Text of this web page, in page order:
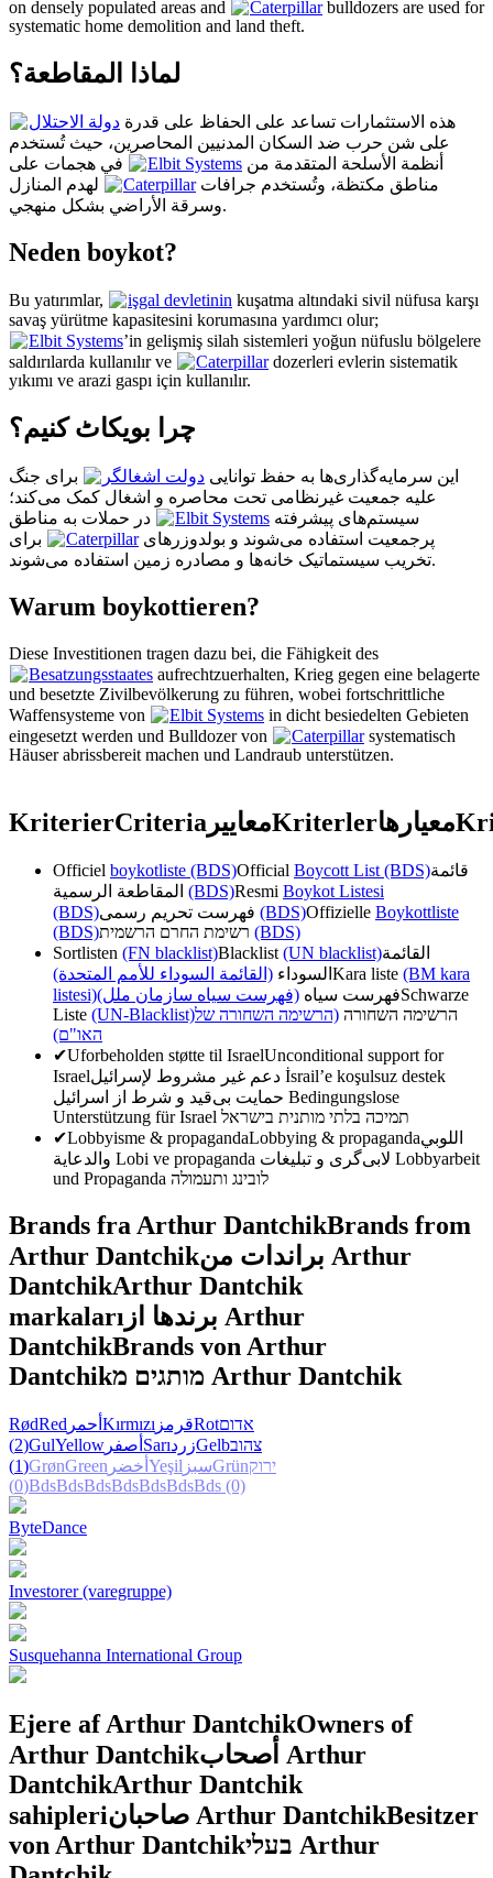
on densely populated areas and
Caterpillarbulldozers are used for
systematic home demolition and land theft.
لماذا المقاطعة؟
هذه الاستثمارات تساعد على الحفاظ على قدرة دولة الاحتلال
على شن حرب ضد السكان المدنيين المحاصرين، حيث تُستخدم
أنظمة الأسلحة المتقدمة من Elbit Systems
في هجمات على
مناطق مكتظة، وتُستخدم جرافاتCaterpillar
لهدم المنازل
وسرقة الأراضي بشكل منهجي.
Neden boykot?
Bu yatırımlar, işgal devletinin kuşatma altındaki sivil nüfusa karşı
savaş yürütme kapasitesini korumasına yardımcı olur;
Elbit Systems’in gelişmiş silah sistemleri yoğun nüfuslu bölgelere
saldırılarda kullanılır ve
Caterpillardozerleri evlerin sistematik
yıkımı ve arazi gaspı için kullanılır.
چرا بویکاٹ کنیم؟
این سرمایه‌گذاری‌ها به حفظ توانایی دولت اشغالگر
برای جنگ
علیه جمعیت غیرنظامی تحت محاصره و اشغال کمک می‌کند؛
سیستم‌های پیشرفته Elbit Systems
در حملات به مناطق
پرجمعیت استفاده می‌شوند و بولدوزرهایCaterpillar
برای
تخریب سیستماتیک خانه‌ها و مصادره زمین استفاده می‌شوند.
Warum boykottieren?
Diese Investitionen tragen dazu bei, die Fähigkeit des
Besatzungsstaates aufrechtzuerhalten, Krieg gegen eine belagerte
und besetzte Zivilbevölkerung zu führen, wobei fortschrittliche
Waffensysteme von
Elbit Systems in dicht besiedelten Gebieten
eingesetzt werden und Bulldozer von
Caterpillarsystematisch
Häuser abrissbereit machen und Landraub unterstützen.
KriterierCriteria معاييرKriterlerمعیارها
Officiel boykotliste (BDS)Official Boycott List (BDS)قائمة
(BDS)Resmi Boykot Listesi
(BDS)
(BDS)Offizielle Boykottliste
(BDS)
(BDS)
Sortlisten (FN blacklist)Blacklist (UN blacklist)القائمة
السوداء (القائمة السوداء للأمم المتحدة) Kara liste (BM kara
listesi)
فهرست سیاه (فهرست سیاه سازمان ملل)
Schwarze
Liste (UN-Blacklist) הרשימה השחורה (הרשימה השחורה של
האו"ם)
✔Uforbeholden støtte til IsraelUnconditional support for
Israel
İsrail’e koşulsuz destek
Bedingungslose
Unterstützung für Israel תמיכה בלתי מותנית בישראל
✔Lobbyisme & propagandaLobbying & propagandaاللوبي
Lobi ve propaganda
Lobbyarbeit
und Propaganda לובינג ותעמולה
Brands fra Arthur DantchikBrands from
Arthur Dantchikبراندات من Arthur
DantchikArthur Dantchik
markaları برندها از Arthur
DantchikBrands von Arthur
Dantchik
מותגים מ Arthur Dantchik
RødRed أحمر Kırmızı قرمزRotאדום
(2)GulYellow أصفر SarıزردGelbצהוב
(1)GrønGreen أخضر Yeşil سبزGrünירוק
(0)BdsBdsBdsBdsBdsBdsBds (0)
ByteDance
Investorer (varegruppe)
Susquehanna International Group
Ejere af Arthur DantchikOwners of
Arthur Dantchikأصحاب Arthur
DantchikArthur Dantchik
sahipleri
صاحبان Arthur DantchikBesitzer
von Arthur Dantchikבעלי Arthur